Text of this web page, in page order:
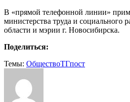
В «прямой телефонной линии»
министерства труда и социального
области и мэрии г. Новосибирска.
Поделиться:
Темы: ОбществоТГпост